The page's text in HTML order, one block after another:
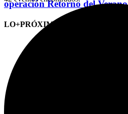
operación Retorno del Verano
LO+PRÓXIMO (CITAS)